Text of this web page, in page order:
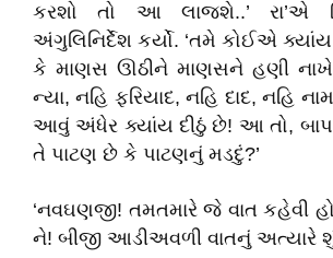
કરશો તો આ લાજશે..’ રા’એ
અંગુલિનિર્દેશ કર્યો. ‘તમે કોઈએ
કે માણસ ઊઠીને માણસને હણી
ન્યા, નહિ ફરિયાદ, નહિ દાદ, નહિ
આવું અંધેર ક્યાંય દીઠું છે! આ તો,
તે પાટણ છે કે પાટણનું મડદું?’
‘નવઘણજી! તમતમારે જે વાત કહેવી
ને! બીજી આડીઅવળી વાતનું અત્યારે